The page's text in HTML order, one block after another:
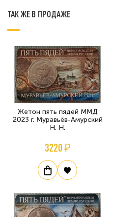
ТАК ЖЕ В ПРОДАЖЕ
Жетон пять пядей ММД
2023 г. Муравьёв-Амурский
Н. Н.
3220 ₽